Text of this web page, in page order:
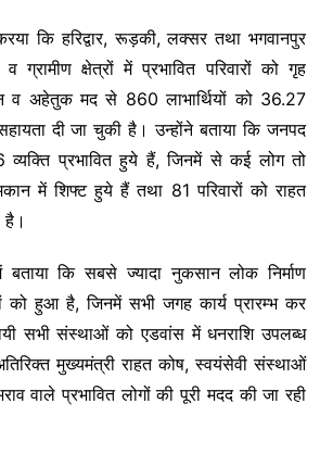
कि हरिद्वार, रूड़की, लक्सर तथा भगवानपुर
ग्रामीण क्षेत्रों में प्रभावित परिवारों को गृह
व अहेतुक मद से 860 लाभार्थियों को 36.27
दी जा चुकी है। उन्होंने बताया कि जनपद
प्रभावित हुये हैं, जिनमें से कई लोग तो
में शिफ्ट हुये हैं तथा 81 परिवारों को राहत
है।
कि सबसे ज्यादा नुकसान लोक निर्माण
को हुआ है, जिनमें सभी जगह कार्य प्रारम्भ कर
सभी संस्थाओं को एडवांस में धनराशि उपलब्ध
मुख्यमंत्री राहत कोष, स्वयंसेवी संस्थाओं
वाले प्रभावित लोगों की पूरी मदद की जा रही